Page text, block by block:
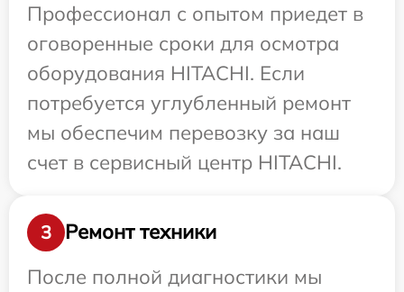
Профессионал с опытом приедет в
оговоренные сроки для осмотра
оборудования HITACHI. Если
потребуется углубленный ремонт
мы обеспечим перевозку за наш
счет в сервисный центр HITACHI.
3
Ремонт техники
После полной диагностики мы